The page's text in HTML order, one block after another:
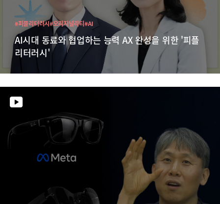
AI시대 동료와 협업하는 능력 AX 완성을 위한 '피플
리터러시'
#피플리터러시#오리지널리티#AI